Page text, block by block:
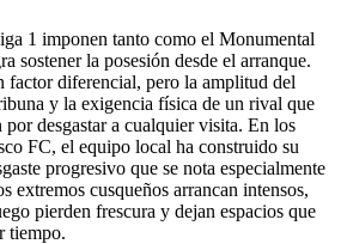
1 imponen tanto como el Monumental
sostener la posesión desde el arranque.
factor diferencial, pero la amplitud del
y la exigencia física de un rival que
por desgastar a cualquier visita. En los
FC, el equipo local ha construido su
progresivo que se nota especialmente
extremos cusqueños arrancan intensos,
pierden frescura y dejan espacios que
tiempo.